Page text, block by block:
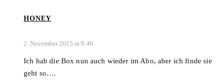
HONEY
2. November 2015 at 9:46
Ich hab die Box nun auch wieder im Abo, aber ich finde sie
geht so….